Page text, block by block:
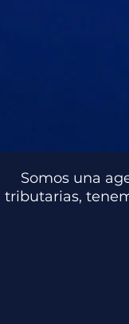
Somos una
tributarias,